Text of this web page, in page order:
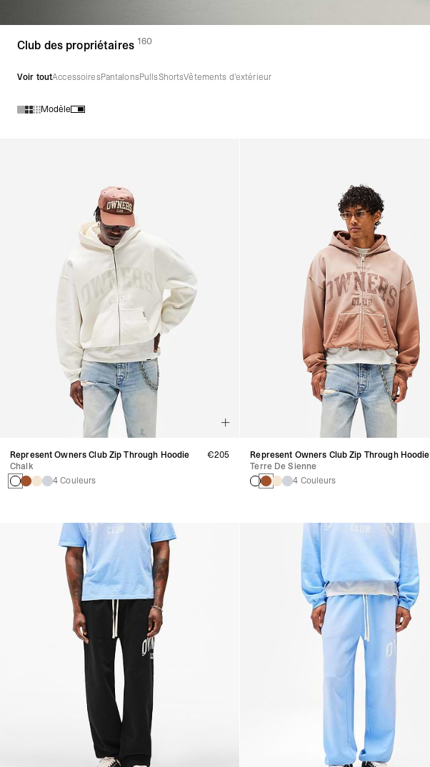
Club des propriétaires (160des produits)
Voir toutAccessoiresPantalonsPullsShortsVêtements d'extérieur
Modèle
Represent Owners Club Zip Through Hoodie
Chalk
4 Couleurs
€205
Represent Owners Club Zip Through Hoodie
Terre De Sienne
4 Couleurs